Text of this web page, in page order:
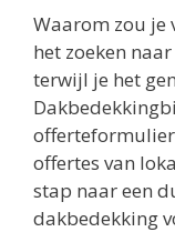
Waarom zou je
het zoeken
terwijl je het
offertes van
stap naar een
dakbedekking